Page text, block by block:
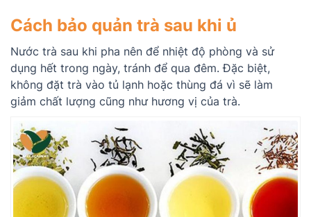
Cách bảo quản trà sau khi ủ
Nước trà sau khi pha nên để nhiệt độ phòng và sử
dụng hết trong ngày, tránh để qua đêm. Đặc biệt,
không đặt trà vào tủ lạnh hoặc thùng đá vì sẽ làm
giảm chất lượng cũng như hương vị của trà.